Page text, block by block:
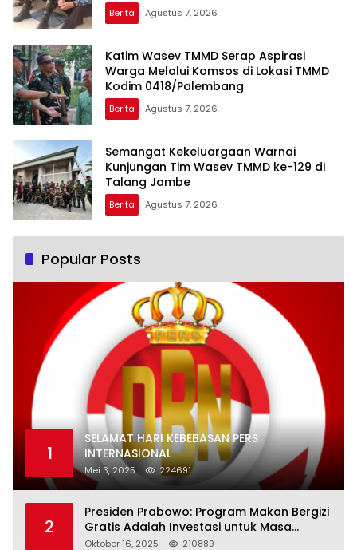
Berita Agustus 7, 2026
Katim Wasev TMMD Serap Aspirasi
Warga Melalui Komsos di Lokasi TMMD
Kodim 0418/Palembang
Berita Agustus 7, 2026
Semangat Kekeluargaan Warnai
Kunjungan Tim Wasev TMMD ke-129 di
Talang Jambe
Berita Agustus 7, 2026
Popular Posts
1
SELAMAT HARI KEBEBASAN PERS
INTERNASIONAL
Mei 3, 2025 224691
2
Presiden Prabowo: Program Makan Bergizi
Gratis Adalah Investasi untuk Masa
Depan Bangsa
Oktober 16, 2025 210889